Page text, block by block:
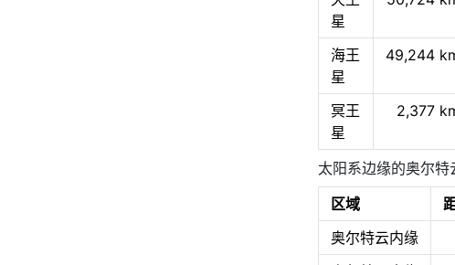
星
海王
星
49,244
冥王
星
2,377
太阳系边缘的奥尔特
区域
奥尔特云内缘